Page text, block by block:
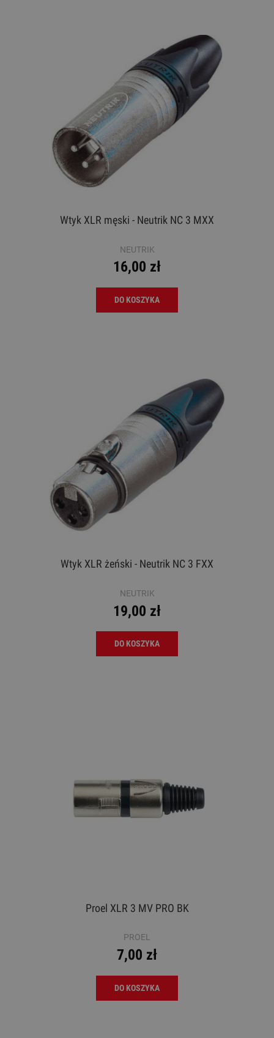
Wtyk XLR męski - Neutrik NC 3 MXX
NEUTRIK
16,00 zł
DO KOSZYKA
Wtyk XLR żeński - Neutrik NC 3 FXX
NEUTRIK
19,00 zł
DO KOSZYKA
Proel XLR 3 MV PRO BK
PROEL
7,00 zł
DO KOSZYKA